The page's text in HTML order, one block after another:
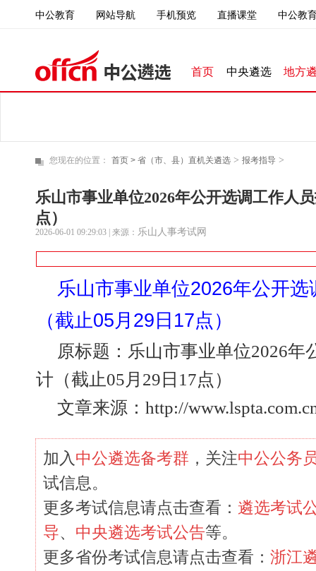
中公教育 网站导航 手机预览 直播课堂 中公教
首页 中央遴选 地方
您现在的位置： 首页 > 省（市、县）直机关遴选 > 报考指导 >
乐山市事业单位2026年公开选调工作人
点）
2026-06-01 09:29:03 | 来源： 乐山人事考试网
乐山市事业单位2026年公开
（截止05月29日17点）
原标题：乐山市事业单位2026年
计（截止05月29日17点）
文章来源：http://
加入 中公遴选备考群 ，关注中公公务
试信息。
更多考试信息请点击查看： 遴选考试
导、 中央遴选考试公告等。
更多省份考试信息请点击查看： 浙江